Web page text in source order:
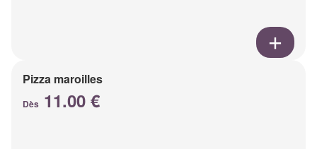
Pizza maroilles
Dès 11.00 €